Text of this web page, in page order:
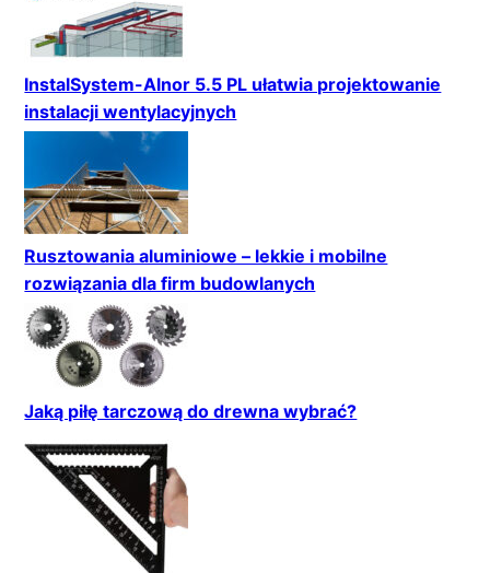
InstalSystem-Alnor 5.5 PL ułatwia projektowanie
instalacji wentylacyjnych
Rusztowania aluminiowe – lekkie i mobilne
rozwiązania dla firm budowlanych
Jaką piłę tarczową do drewna wybrać?